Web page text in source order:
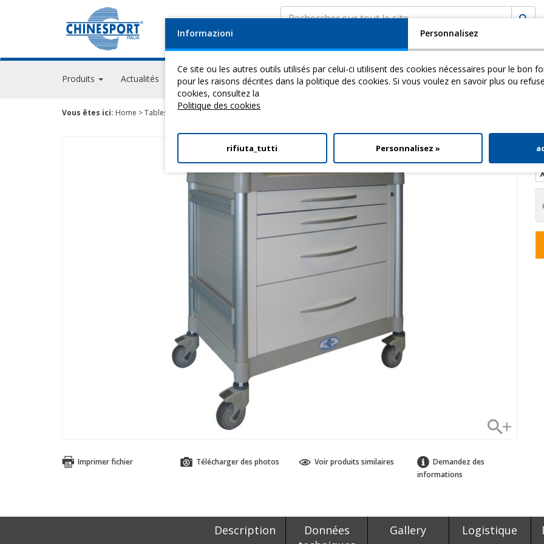
Produits Actualités Evénements GPS Academy Video Download
Vous êtes ici: Home >Tables Pour ThéRapie>Meubles Et Accessoires
Imprimer fichier Télécharger des photos Voir produits similaires
Demandez des
informations
Description
Données
Gallery Logistique
Informazioni Personnalisez
Ce site ou les autres outils utilisés par celui-ci utilisent des cookies nécessaires pour le bon
pour les raisons décrites dans la politique des cookies. Si vous voulez en savoir plus ou
cookies, consultez la
Politique des cookies
rifiuta_tutti Personnalisez »